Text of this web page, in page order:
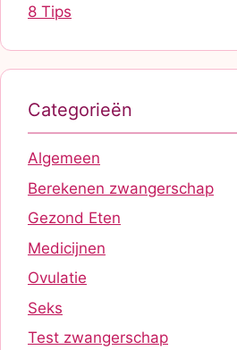
8 Tips
Categorieën
Algemeen
Berekenen zwangerschap
Gezond Eten
Medicijnen
Ovulatie
Seks
Test zwangerschap